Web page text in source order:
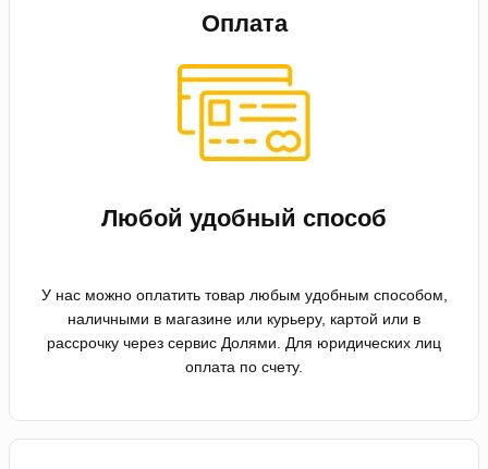
Оплата
Любой удобный способ
У нас можно оплатить товар любым удобным способом,
наличными в магазине или курьеру, картой или в
рассрочку через сервис Долями. Для юридических лиц
оплата по счету.